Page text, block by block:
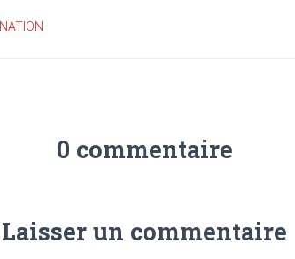
NATION
0 commentaire
Laisser un commentaire